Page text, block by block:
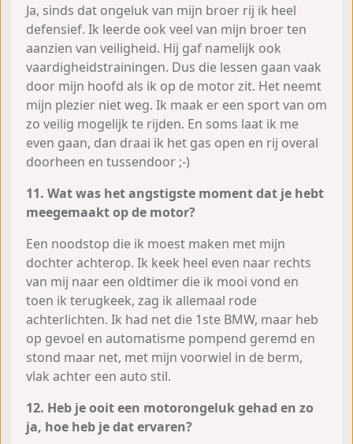
Ja, sinds dat ongeluk van mijn broer rij ik heel
defensief. Ik leerde ook veel van mijn broer ten
aanzien van veiligheid. Hij gaf namelijk ook
vaardigheidstrainingen. Dus die lessen gaan vaak
door mijn hoofd als ik op de motor zit. Het neemt
mijn plezier niet weg. Ik maak er een sport van om
zo veilig mogelijk te rijden. En soms laat ik me
even gaan, dan draai ik het gas open en rij overal
doorheen en tussendoor ;-)
11. Wat was het angstigste moment dat je hebt
meegemaakt op de motor?
Een noodstop die ik moest maken met mijn
dochter achterop. Ik keek heel even naar rechts
van mij naar een oldtimer die ik mooi vond en
toen ik terugkeek, zag ik allemaal rode
achterlichten. Ik had net die 1ste BMW, maar heb
op gevoel en automatisme pompend geremd en
stond maar net, met mijn voorwiel in de berm,
vlak achter een auto stil.
12. Heb je ooit een motorongeluk gehad en zo
ja, hoe heb je dat ervaren?